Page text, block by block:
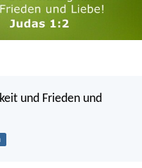
und Frieden und